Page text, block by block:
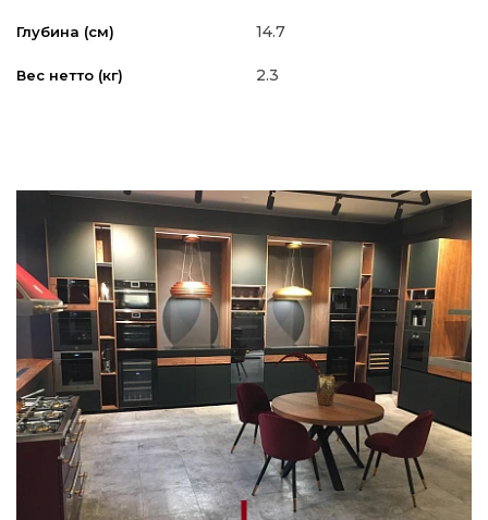
Глубина (см) 14.7
Вес нетто (кг) 2.3